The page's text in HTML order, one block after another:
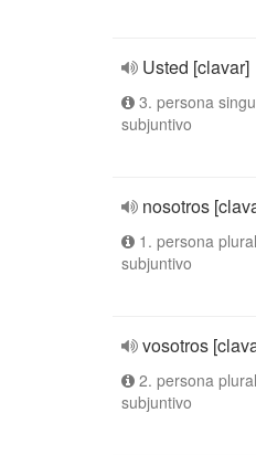
Usted [clavar]
3. persona
subjuntivo
nosotros
1. persona
subjuntivo
vosotros
2. persona
subjuntivo